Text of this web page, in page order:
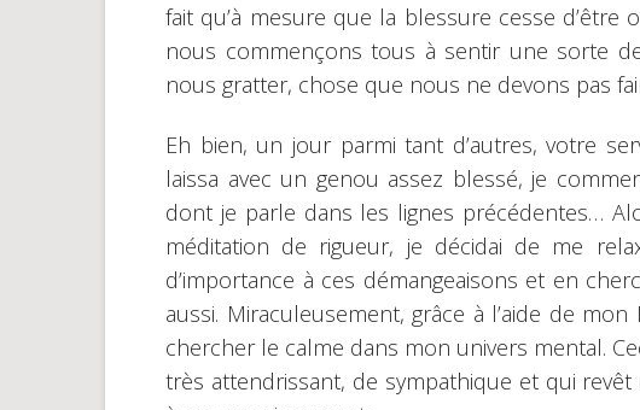
fait qu’à mesure que la blessure cesse
nous commençons tous à sentir une sorte
nous gratter, chose que nous ne devons pas
Eh bien, un jour parmi tant d’autres, votre
laissa avec un genou assez blessé, je
dont je parle dans les lignes précédentes…
méditation de rigueur, je décidai de me
d’importance à ces démangeaisons et en
aussi. Miraculeusement, grâce à l’aide de mon
chercher le calme dans mon univers mental.
très attendrissant, de sympathique et qui